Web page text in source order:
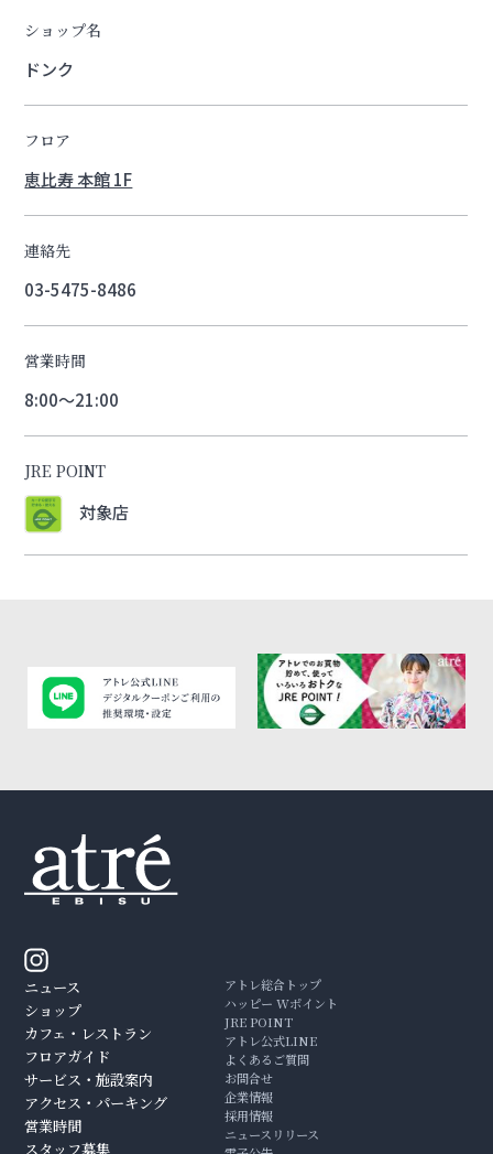
ショップ名
ドンク
フロア
恵比寿 本館 1F
連絡先
03-5475-8486
営業時間
8:00～21:00
JRE POINT
対象店
ニュース
ショップ
カフェ・レストラン
フロアガイド
サービス・施設案内
アクセス・パーキング
営業時間
スタッフ募集
アトレ総合トップ
ハッピー Wポイント
JRE POINT
アトレ公式LINE
よくあるご質問
お問合せ
企業情報
採用情報
ニュースリリース